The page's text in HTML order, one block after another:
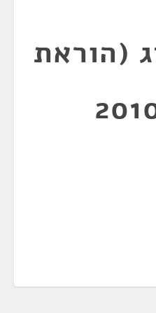
(הוראת